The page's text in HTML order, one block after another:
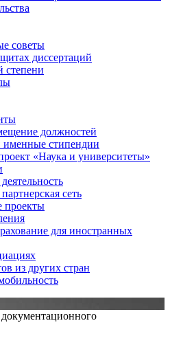
советы
диссертаций
степени
должностей
именные стипендии
«Наука и университеты»
сеть
проекты
для иностранных
из других стран